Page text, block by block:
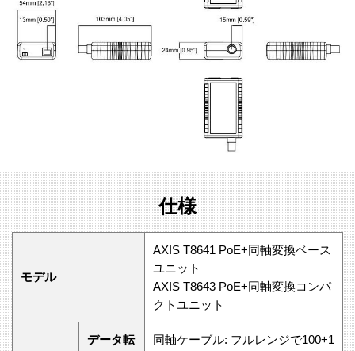
仕様
モデル
AXIS T8641 PoE+同軸変換ベース
ユニット
AXIS T8643 PoE+同軸変換コンパ
クトユニット
データ転
同軸ケーブル: フルレンジで100+1